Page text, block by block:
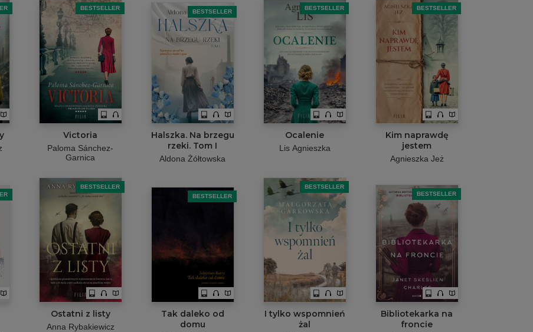
BESTSELLER
Victoria
Paloma Sánchez-
Garnica
BESTSELLER
Halszka. Na brzegu
rzeki. Tom I
Aldona Żółtowska
BESTSELLER
Ocalenie
Lis Agnieszka
BESTSELLER
Kim naprawdę
jestem
Agnieszka Jeż
BESTSELLER
Ostatni z listy
Anna Rybakiewicz
BESTSELLER
Tak daleko od
domu
BESTSELLER
I tylko wspomnień
żal
BESTSELLER
Bibliotekarka na
froncie